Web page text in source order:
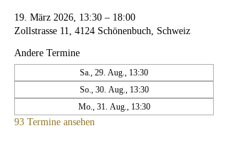
19. März 2026, 13:30 – 18:00
Zollstrasse 11, 4124 Schönenbuch, Schweiz
Andere Termine
Sa., 29. Aug., 13:30
So., 30. Aug., 13:30
Mo., 31. Aug., 13:30
93 Termine ansehen